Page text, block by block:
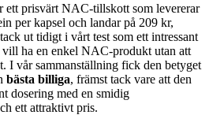
prisvärt NAC-tillskott som levererar
per kapsel och landar på 209 kr,
ut tidigt i vårt test som ett intressant
ha en enkel NAC-produkt utan att
I vår sammanställning fick den betyget
bästa billiga, främst tack vare att den
dosering med en smidig
ett attraktivt pris.